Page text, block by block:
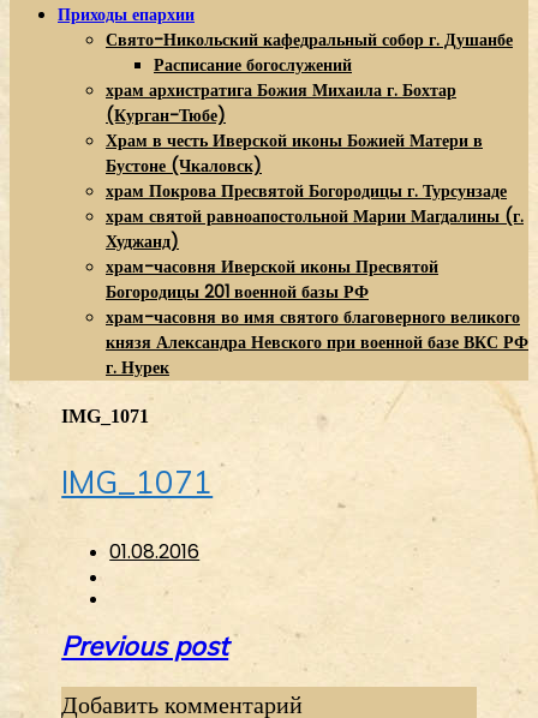
Приходы епархии
Свято-Никольский кафедральный собор г. Душанбе
Расписание богослужений
храм архистратига Божия Михаила г. Бохтар
(Курган-Тюбе)
Храм в честь Иверской иконы Божией Матери в
Бустоне (Чкаловск)
храм Покрова Пресвятой Богородицы г. Турсунзаде
храм святой равноапостольной Марии Магдалины (г.
Худжанд)
храм-часовня Иверской иконы Пресвятой
Богородицы 201 военной базы РФ
храм-часовня во имя святого благоверного великого
князя Александра Невского при военной базе ВКС РФ
г. Нурек
IMG_1071
IMG_1071
01.08.2016
Навигация
записям
Previous post
Добавить комментарий